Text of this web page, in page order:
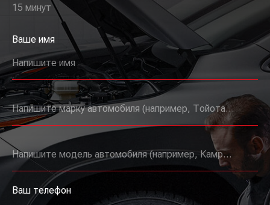
15 минут
Ваше имя
Напишите имя
Напишите марку автомобиля (например, Тойота, Мерседес и т.д.)
Напишите модель автомобиля (например, Камри, E63 и т.д.)
Ваш телефон